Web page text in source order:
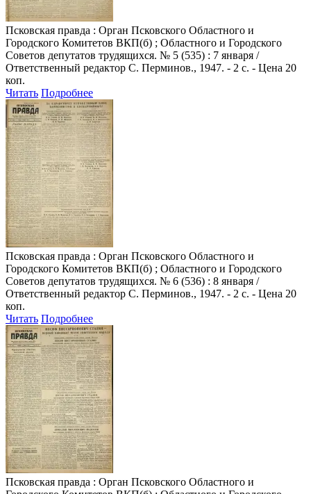
Псковская правда : Орган Псковского Областного и
Городского Комитетов ВКП(б) ; Областного и Городского
Советов депутатов трудящихся. № 5 (535) : 7 января /
Ответственный редактор С. Перминов., 1947. - 2 с. - Цена 20
коп.
Читать Подробнее
Псковская правда : Орган Псковского Областного и
Городского Комитетов ВКП(б) ; Областного и Городского
Советов депутатов трудящихся. № 6 (536) : 8 января /
Ответственный редактор С. Перминов., 1947. - 2 с. - Цена 20
коп.
Читать Подробнее
Псковская правда : Орган Псковского Областного и